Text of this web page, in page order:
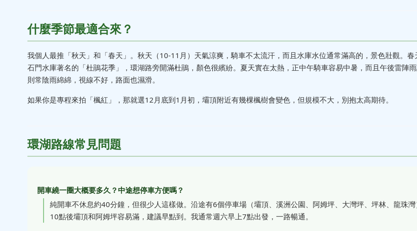
什麼季節最適合來？
我個人最推「秋天」和「春天」。秋天（10-11月）天氣涼爽，騎車不太流汗，而且水庫水位通常滿高的，景色壯觀。
石門水庫著名的「杜鵑花季」，環湖路旁開滿杜鵑，顏色很繽紛。夏天實在太熱，正中午騎車容易中暑，而且午後雷陣
則常陰雨綿綿，視線不好，路面也濕滑。
如果你是專程來拍「楓紅」，那就選12月底到1月初，壩頂附近有幾棵楓樹會變色，但規模不大，別抱太高期待。
環湖路線常見問題
開車繞一圈大概要多久？中途想停車方便嗎？
純開車不休息約40分鐘，但很少人這樣做。沿途有6個停車場（壩頂、溪洲公園、阿姆坪、大灣坪、坪林、龍珠
10點後壩頂和阿姆坪容易滿，建議早點到。我通常週六早上7點出發，一路暢通。